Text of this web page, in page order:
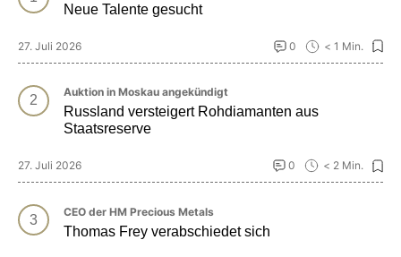
Neue Talente gesucht
27. Juli 2026 0 < 1 Min.
Auktion in Moskau angekündigt
Russland versteigert Rohdiamanten aus
Staatsreserve
27. Juli 2026 0 < 2 Min.
CEO der HM Precious Metals
Thomas Frey verabschiedet sich